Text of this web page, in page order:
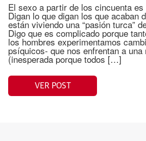
El sexo a partir de los cincuenta
Digan lo que digan los que acaban
están viviendo una “pasión turca”
Digo que es complicado porque
los hombres experimentamos
psíquicos- que nos enfrentan a
(inesperada porque todos […]
VER POST